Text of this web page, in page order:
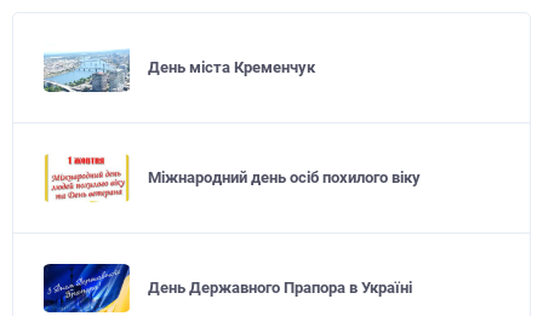
День міста Кременчук
Міжнародний день осіб похилого віку
День Державного Прапора в Україні